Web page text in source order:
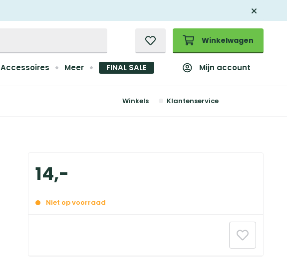
Winkelwagen
Accessoires Meer FINAL SALE Mijn account
Winkels Klantenservice
14,-
Niet op voorraad